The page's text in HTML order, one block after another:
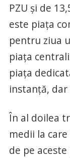
PZU și de
este piaţa
pentru ziua
piaţa
piaţa
instanţă,
În al doilea
medii la
de pe